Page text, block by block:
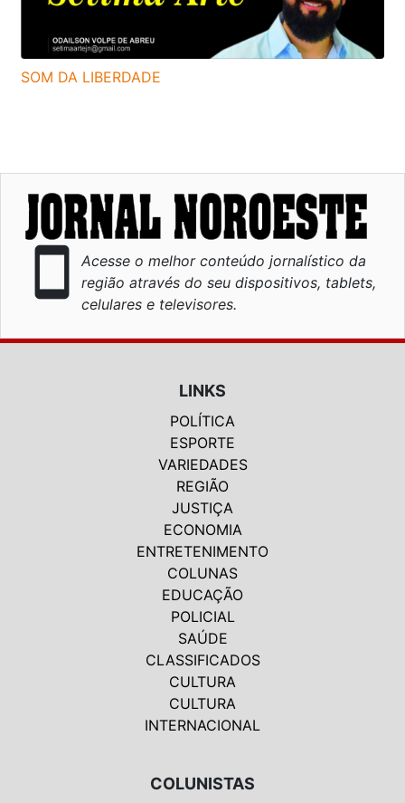
SOM DA LIBERDADE
smartphone
Acesse o melhor conteúdo jornalístico da
região através do seu dispositivos, tablets,
celulares e televisores.
LINKS
POLÍTICA
ESPORTE
VARIEDADES
REGIÃO
JUSTIÇA
ECONOMIA
ENTRETENIMENTO
COLUNAS
EDUCAÇÃO
POLICIAL
SAÚDE
CLASSIFICADOS
CULTURA
CULTURA
INTERNACIONAL
COLUNISTAS